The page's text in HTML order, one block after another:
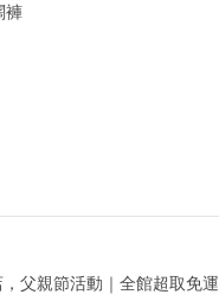
褲
父親節活動｜全館超取免運